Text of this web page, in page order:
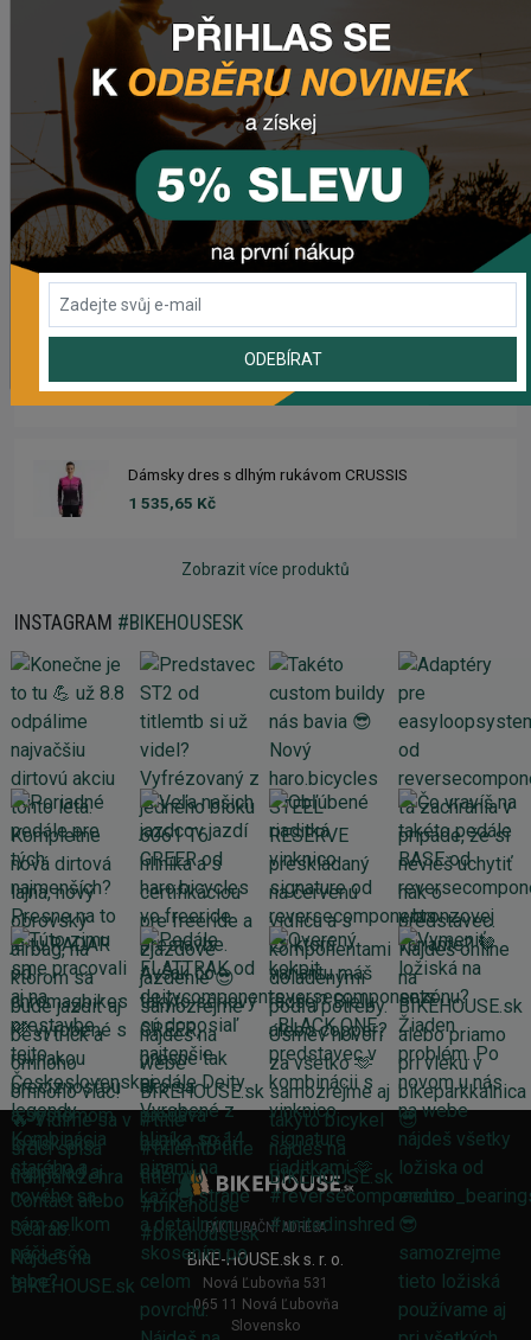
Zadné svetlo CRUSSIS CRS 20
503,69 Kč
Dres CRUSSIS
1 633,93 Kč
Dámsky dres CRUSSIS
1 633,93 Kč
Dres s dlhým rukávom CRUSSIS
1 535,65 Kč
Dámsky dres s dlhým rukávom CRUSSIS
1 535,65 Kč
Zobrazit více produktů
INSTAGRAM #BIKEHOUSESK
FAKTURAČNÍ ADRESA
BIKE-HOUSE.sk s. r. o.
Nová Ľubovňa 531
065 11 Nová Ľubovňa
Slovensko
ODEBÍRAT